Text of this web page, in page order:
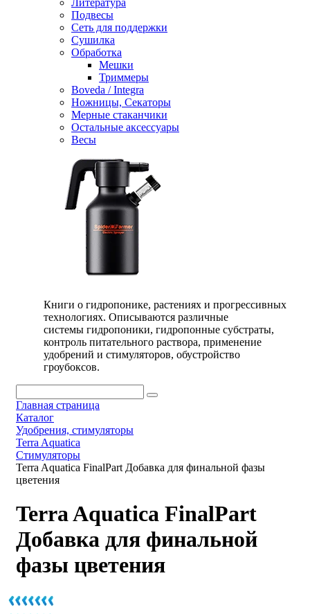
Подвесы
Сеть для поддержки
Сушилка
Обработка
Мешки
Триммеры
Boveda / Integra
Ножницы, Секаторы
Мерные стаканчики
Остальные аксессуары
Весы
Книги о гидропонике, растениях и прогрессивных
технологиях. Описываются различные
системы гидропоники, гидропонные субстраты,
контроль питательного раствора, применение
удобрений и стимуляторов, обустройство
гроубоксов.
Главная страница
Каталог
Удобрения, стимуляторы
Terra Aquatica
Стимуляторы
Terra Aquatica FinalPart Добавка для финальной фазы
цветения
Terra Aquatica FinalPart
Добавка для финальной
фазы цветения